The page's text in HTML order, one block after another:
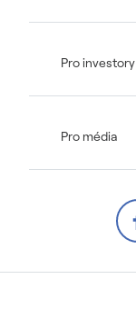
Pro investory
Pro média